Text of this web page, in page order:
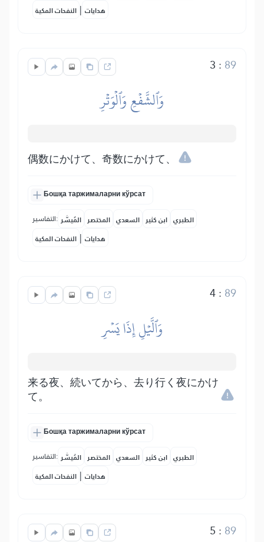
النفحات المكية | هدايات
3 : 89
وَٱلشَّفۡعِ وَٱلۡوَتۡرِ
偶数にかけて、奇数にかけて、
Бошқа таржималарни кўрсат
التفاسير: المُيسَّر المختصر السعدي ابن كثير الطبري
النفحات المكية | هدايات
4: 89
وَٱلَّيۡلِ إِذَا يَسۡرِ
来る夜、続いてから、去り行く夜にかけ
て。
Бошқа таржималарни кўрсат
التفاسير: المُيسَّر المختصر السعدي ابن كثير الطبري
النفحات المكية | هدايات
5 : 89